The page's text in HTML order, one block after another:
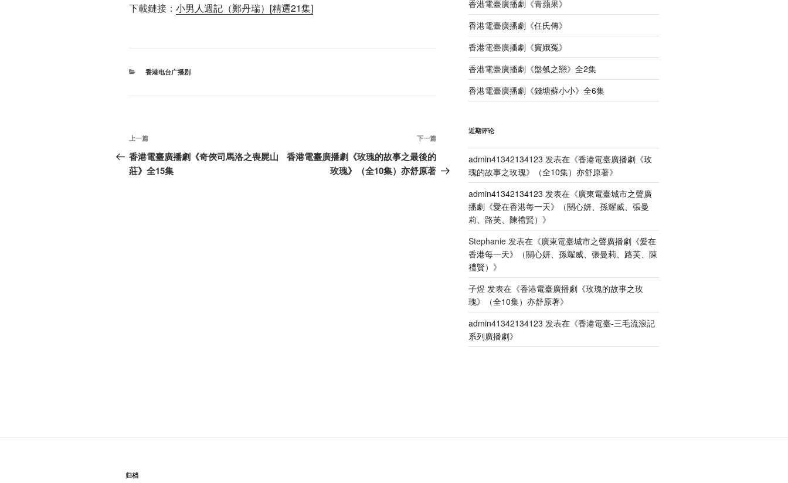
下載鏈接： 小男人週記（鄭丹瑞）[精選21集]
分
香港电台广播剧
文
章
导
上
一
篇
上一篇
香港電臺廣播劇《奇俠司馬洛之喪屍山
莊》全15集
下
一
篇
下一篇
香港電臺廣播劇《玫瑰的故事之最後的
玫瑰》（全10集）亦舒原著
香港電臺廣播劇《青蘋果》
香港電臺廣播劇《任氏傳》
香港電臺廣播劇《竇娥冤》
香港電臺廣播劇《盤瓠之戀》全2集
香港電臺廣播劇《錢塘蘇小小》全6集
近期评论
admin41342134123 发表在《香港電臺廣播劇《玫
瑰的故事之玫瑰》（全10集）亦舒原著》
admin41342134123 发表在《廣東電臺城市之聲廣
播劇《愛在香港每一天》（關心妍、孫耀威、張曼
莉、路芙、陳禮賢） 》
Stephanie发表在《廣東電臺城市之聲廣播劇《愛在
香港每一天》（關心妍、孫耀威、張曼莉、路芙、陳
禮賢） 》
子煜 发表在《香港電臺廣播劇《玫瑰的故事之玫
瑰》（全10集）亦舒原著》
admin41342134123 发表在《香港電臺-三毛流浪記
系列廣播劇》
归档